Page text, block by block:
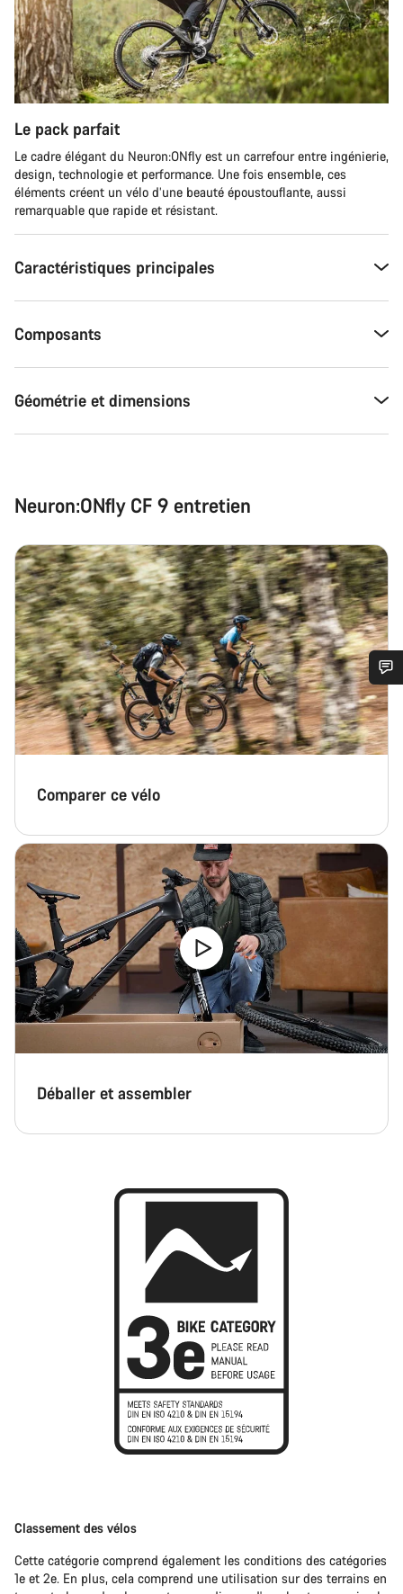
Le pack parfait
Le cadre élégant du Neuron:ONfly est un carrefour entre ingénierie,
design, technologie et performance. Une fois ensemble, ces
éléments créent un vélo d’une beauté époustouflante, aussi
remarquable que rapide et résistant.
Caractéristiques principales
Composants
Géométrie et dimensions
Neuron:ONfly CF 9 entretien
Comparer ce vélo
Déballer et assembler
Classement des vélos
Cette catégorie comprend également les conditions des catégories
1e et 2e. En plus, cela comprend une utilisation sur des terrains en
Besoin d’aide ?
Nos experts du service client vous attendent pour
Fermer